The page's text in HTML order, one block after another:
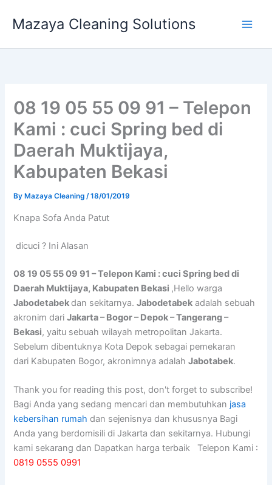
Mazaya Cleaning Solutions
08 19 05 55 09 91 – Telepon
Kami : cuci Spring bed di
Daerah Muktijaya,
Kabupaten Bekasi
By Mazaya Cleaning/18/01/2019
Knapa Sofa Andа Patut
dicuci ? Ini Alasan
08 19 05 55 09 91 – Telepon Kami : cuci Spring bed di
Daerah Muktijaya, Kabupaten Bekasi ,Hello warga
Jabodetabekdan sekitarnya.Jabodetabek adalah sebuah
akronim dariJakarta – Bogor – Depok – Tangerang –
Bekasi, yaitu sebuah wilayah metropolitan Jakarta.
Sebelum dibentuknya Kota Depok sebagai pemekaran
dari Kabupaten Bogor, akronimnya adalahJabotabek.
Thank you for reading this post, don't forget to subscribe!
Bagi Anda yang sedang mencari dan membutuhkan jasa
kebersihan rumah dan sejenisnya dan khususnya Bagi
Anda yang berdomisili di Jakarta dan sekitarnya. Hubungi
kami sekarang dan Dapatkan harga terbaik Telepon Kami :
0819 0555 0991